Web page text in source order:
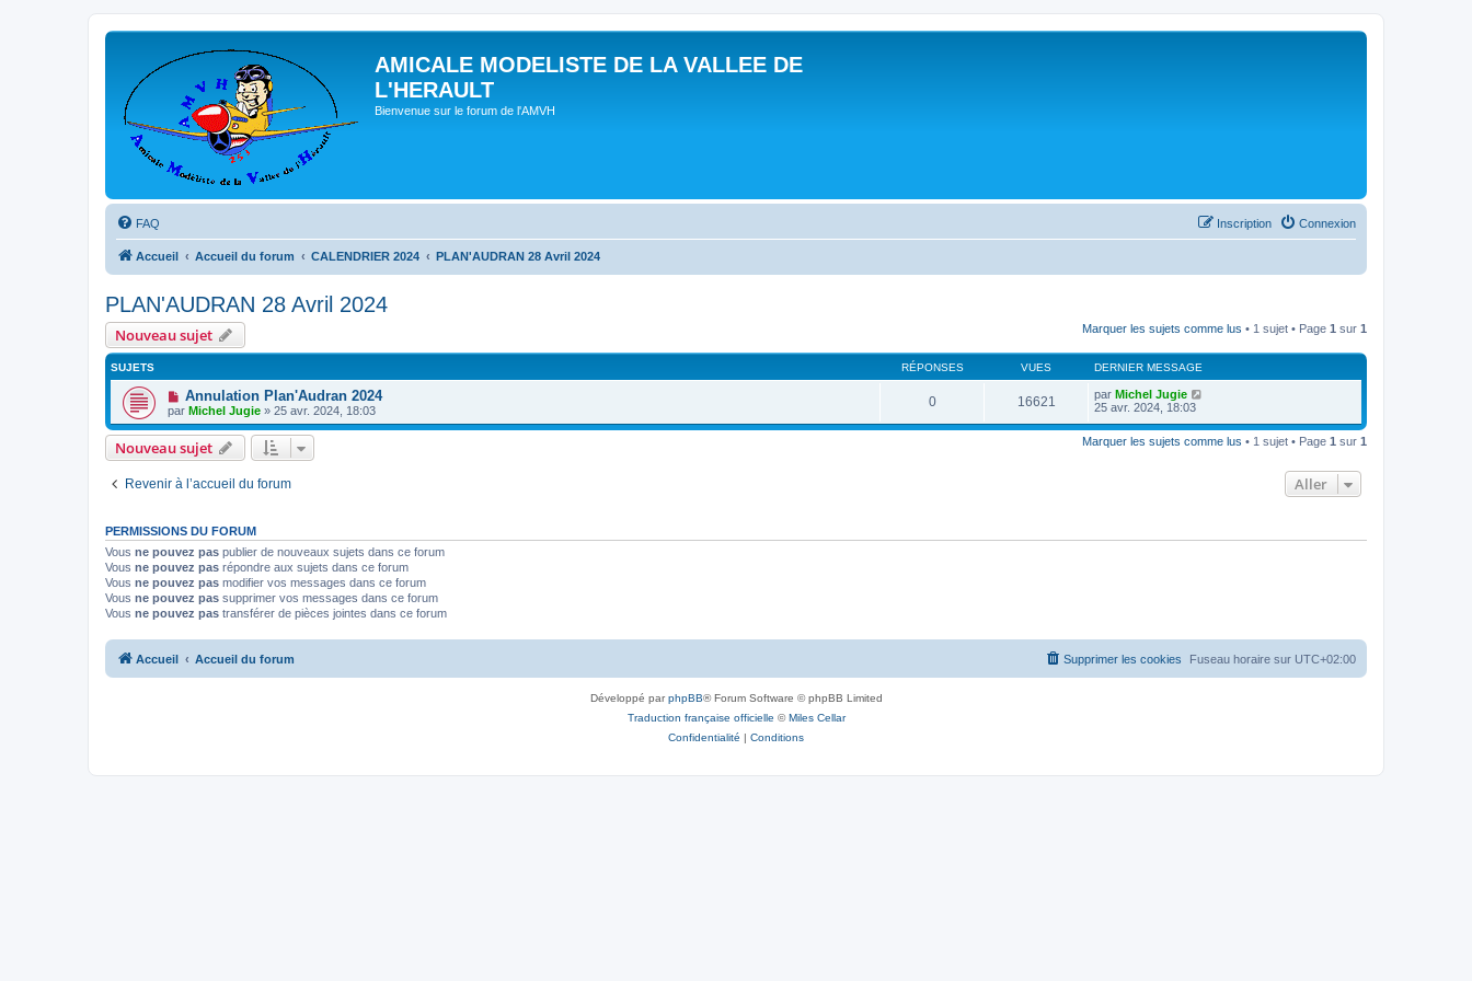
AMICALE MODELISTE DE LA VALLEE DE
L'HERAULT
Bienvenue sur le forum de l'AMVH
FAQ Connexion
Inscription
Accueil Accueil du forum CALENDRIER 2024 PLAN'AUDRAN 28 Avril 2024
PLAN'AUDRAN 28 Avril 2024
Nouveau sujet Marquer les sujets comme lus • 1 sujet • Page 1 sur 1
SUJETS RÉPONSES VUES DERNIER MESSAGE
Annulation Plan'Audran 2024
par Michel Jugie » 25 avr. 2024, 18:03
0 16621 par Michel Jugie
25 avr. 2024, 18:03
Nouveau sujet Marquer les sujets comme lus • 1 sujet • Page 1 sur 1
Revenir à l’accueil du forum Aller
PERMISSIONS DU FORUM
Vous ne pouvez pas publier de nouveaux sujets dans ce forum
Vous ne pouvez pas répondre aux sujets dans ce forum
Vous ne pouvez pas modifier vos messages dans ce forum
Vous ne pouvez pas supprimer vos messages dans ce forum
Vous ne pouvez pas transférer de pièces jointes dans ce forum
Accueil Accueil du forum Fuseau horaire sur UTC+02:00
Supprimer les cookies
Développé parphpBB® Forum Software © phpBB Limited
Traduction française officielle ©Miles Cellar
Confidentialité | Conditions